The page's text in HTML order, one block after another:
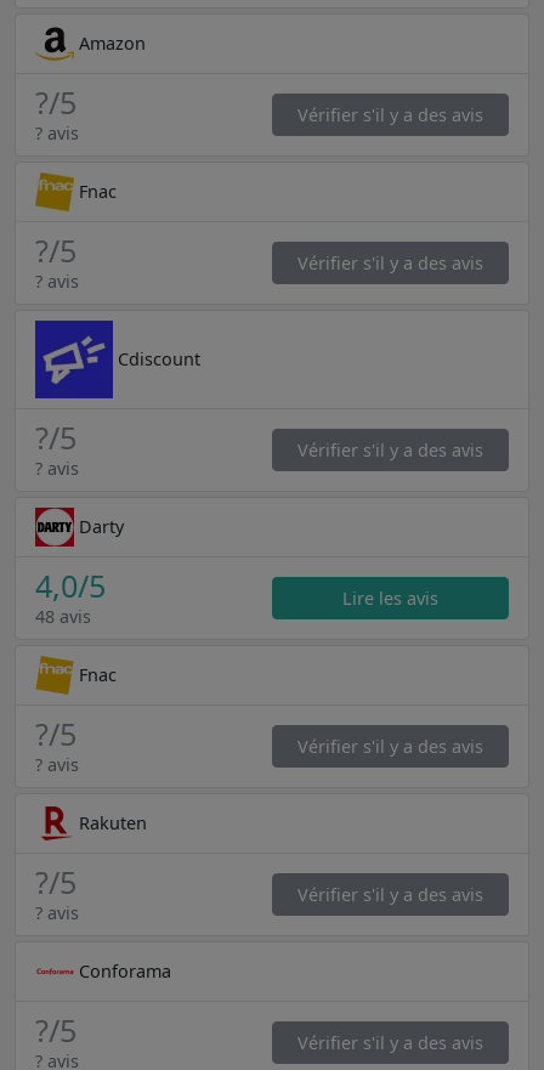
Amazon
?/5
? avis
Vérifier s'il y a des avis
Fnac
?/5
? avis
Vérifier s'il y a des avis
Cdiscount
?/5
? avis
Vérifier s'il y a des avis
Darty
4,0/5
48 avis
Lire les avis
Fnac
?/5
? avis
Vérifier s'il y a des avis
Rakuten
?/5
? avis
Vérifier s'il y a des avis
Conforama
?/5
? avis
Vérifier s'il y a des avis